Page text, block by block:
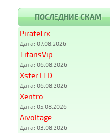
ПОСЛЕДНИЕ СКАМ
PirateTrx
Дата: 07.08.2026
TitansVip
Дата: 06.08.2026
Xster LTD
Дата: 06.08.2026
Xentro
Дата: 05.08.2026
Aivoltage
Дата: 03.08.2026